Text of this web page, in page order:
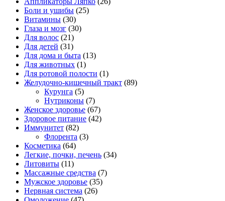
Боли и ушибы (25)
Витамины (30)
Глаза и мозг (30)
Для волос (21)
Для детей (31)
Для дома и быта (13)
Для животных (1)
Для ротовой полости (1)
Желудочно-кишечный тракт (89)
Курунга (5)
Нутриконы (7)
Женское здоровье (67)
Здоровое питание (42)
Иммунитет (82)
Флорента (3)
Косметика (64)
Легкие, почки, печень (34)
Литовиты (11)
Массажные средства (7)
Мужское здоровье (35)
Нервная система (26)